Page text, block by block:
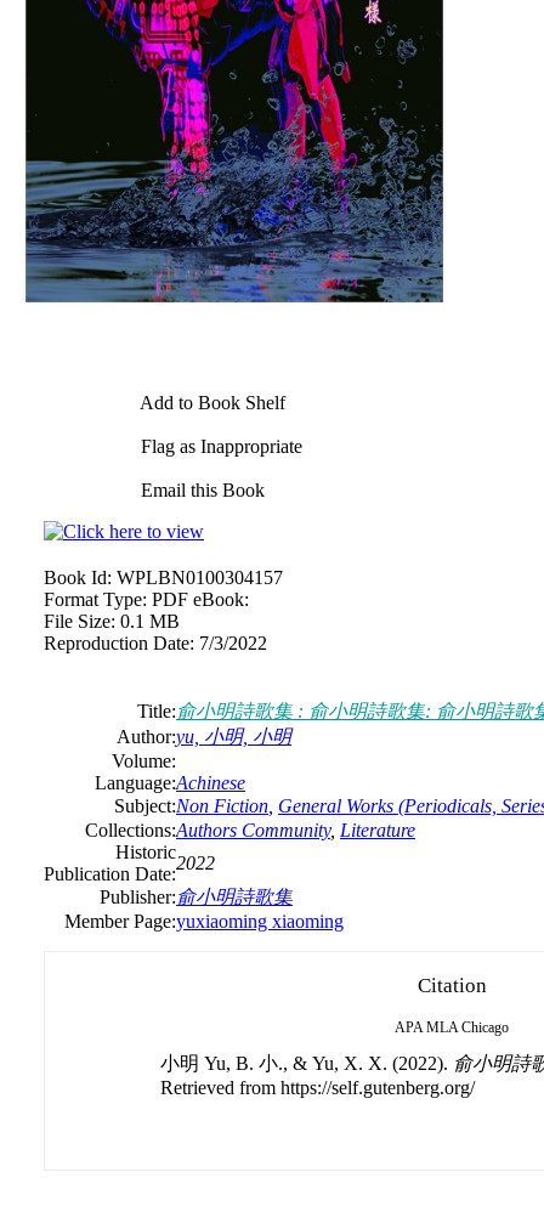
Add to Book Shelf
Flag as Inappropriate
Email this Book
Book Id: WPLBN0100304157
Format Type: PDF eBook:
File Size: 0.1 MB
Reproduction Date: 7/3/2022
Title:俞小明詩歌集 : 俞小明詩歌集: 俞小明詩歌
Author:yu, 小明, 小明
Volume:
Language:Achinese
Subject:Non Fiction General Works (Periodicals,
Collections:Authors Community, Literature
Historic
Publication Date:
2022
Publisher:俞小明詩歌集
Member Page:yuxiaoming xiaoming
Citation
APA MLA Chicago
小明 Yu, B. 小., & Yu, X. X. (2022). 俞小明詩
Retrieved from https://self.gutenberg.org/